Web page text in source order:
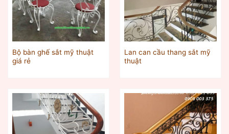
Bộ bàn ghế sắt mỹ thuật
giá rẻ
Lan can cầu thang sắt mỹ
thuật